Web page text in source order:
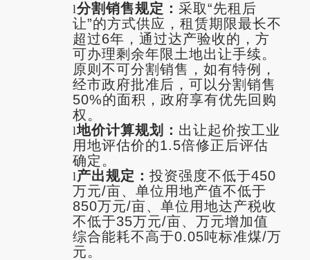
l分割销售规定： 采取“先租后
让”的方式供应，租赁期限最长不
超过6年，通过达产验收的，方
可办理剩余年限土地出让手续。
原则不可分割销售，如有特例，
经市政府批准后，可以分割销售
50%的面积，政府享有优先回购
权。
l地价计算规划： 出让起价按工业
用地评估价的1.5倍修正后评估
确定。
l产出规定： 投资强度不低于450
万元/亩、单位用地产值不低于
850万元/亩、单位用地达产税收
不低于35万元/亩、万元增加值
综合能耗不高于0.05吨标准煤/万
元。